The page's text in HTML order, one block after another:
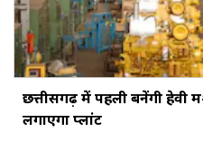
छत्तीसगढ़ में पहली बनेंगी हेवी
लगाएगा प्लांट